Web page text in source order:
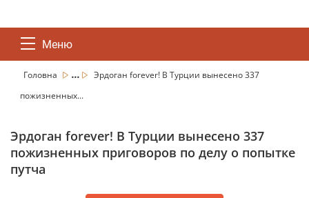
Меню
Головна ...
Эрдоган forever! В Турции вынесено 337
пожизненных...
Эрдоган forever! В Турции вынесено 337
пожизненных приговоров по делу о попытке
путча